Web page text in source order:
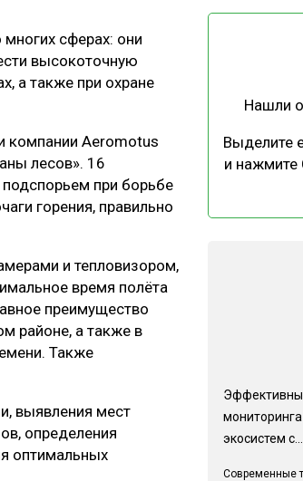
ТЕХНОЛОГИИ
КАЛЕНДАРЬ ВЫСТАВОК
сферах: они
высокоточную
а также при охране
компании Aeromotus
лесов». 16
при борьбе
горения, правильно
и тепловизором,
время полёта
преимущество
районе, а также в
Также
выявления мест
определения
оптимальных
Нашли
Выделите
и нажмите
экосистем с...
Современные